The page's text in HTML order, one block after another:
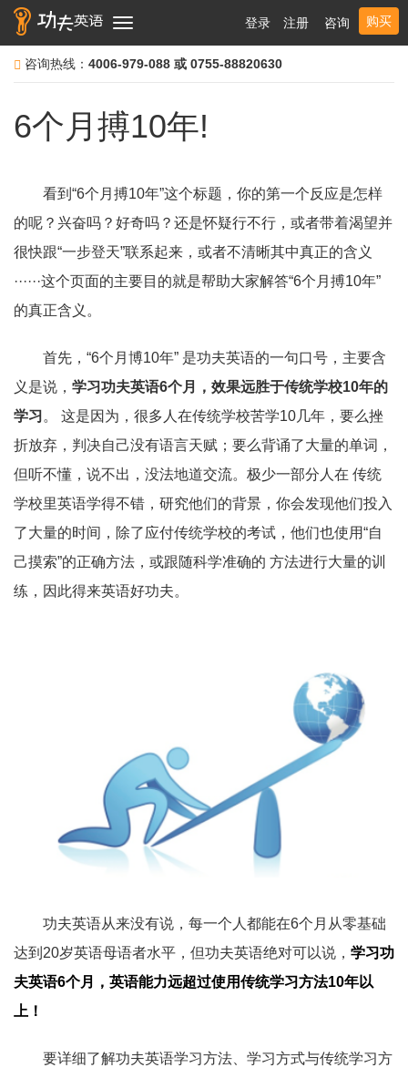
购买
咨询
注册
登录
Toggle
navigation
咨询热线： 4006-979-088 或 0755-88820630
6个月搏10年!
看到“6个月搏10年”这个标题，你的第一个反应是怎样
的呢？兴奋吗？好奇吗？还是怀疑行不行，或者带着渴望并
很快跟“一步登天”联系起来，或者不清晰其中真正的含义
······这个页面的主要目的就是帮助大家解答“6个月搏10年”
的真正含义。
首先，“6个月博10年” 是功夫英语的一句口号，主要含
义是说， 学习功夫英语6个月，效果远胜于传统学校10年的
学习 。 这是因为，很多人在传统学校苦学10几年，要么挫
折放弃，判决自己没有语言天赋；要么背诵了大量的单词，
但听不懂，说不出，没法地道交流。极少一部分人在 传统
学校里英语学得不错，研究他们的背景，你会发现他们投入
了大量的时间，除了应付传统学校的考试，他们也使用“自
己摸索”的正确方法，或跟随科学准确的 方法进行大量的训
练，因此得来英语好功夫。
功夫英语从来没有说，每一个人都能在6个月从零基础
达到20岁英语母语者水平，但功夫英语绝对可以说， 学习功
夫英语6个月，英语能力远超过使用传统学习方法10年以
上！
要详细了解功夫英语学习方法、学习方式与传统学习方